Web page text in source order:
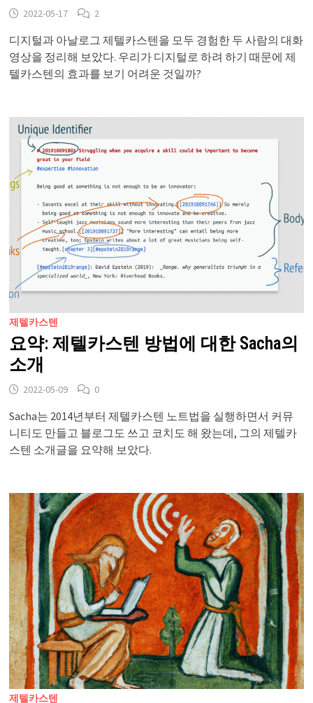
2022-05-17 2
디지털과 아날로그 제텔카스텐을 모두 경험한 두 사람의 대화
영상을 정리해 보았다. 우리가 디지털로 하려 하기 때문에 제
텔카스텐의 효과를 보기 어려운 것일까?
제텔카스텐
요약: 제텔카스텐 방법에 대한 Sacha의
소개
2022-05-09 0
Sacha는 2014년부터 제텔카스텐 노트법을 실행하면서 커뮤
니티도 만들고 블로그도 쓰고 코치도 해 왔는데, 그의 제텔카
스텐 소개글을 요약해 보았다.
제텔카스텐